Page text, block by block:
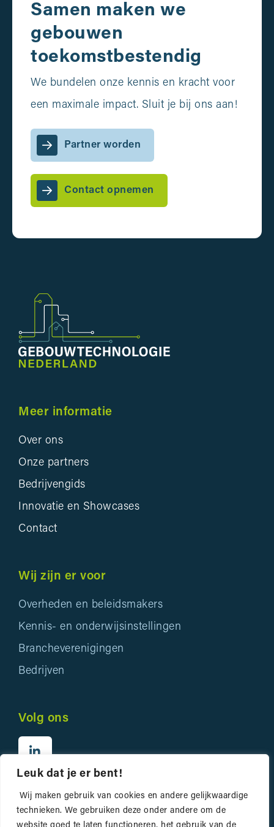
Leuk dat je er bent!
Wij maken gebruik van cookies en andere gelijkwaardige
technieken. We gebruiken deze onder andere om de
Samen maken we
gebouwen
toekomstbestendig
We bundelen onze kennis en kracht voor
een maximale impact. Sluit je bij ons aan!
Partner worden
Contact opnemen
Meer informatie
Over ons
Onze partners
Bedrijvengids
Innovatie en Showcases
Contact
Wij zijn er voor
Overheden en beleidsmakers
Kennis- en onderwijsinstellingen
Brancheverenigingen
Bedrijven
Volg ons